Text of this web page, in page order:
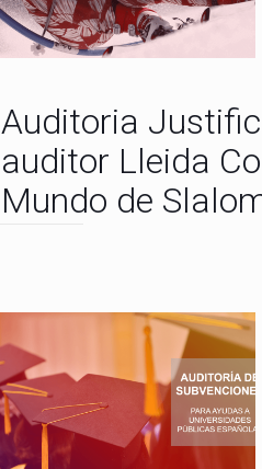
Auditoria
auditor Lleida
Mundo de